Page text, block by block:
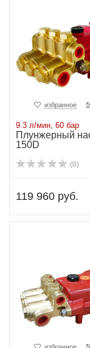
избранное
9.3 л/мин, 60 бар
Плунжерный
150D
(0)
119 960 руб.